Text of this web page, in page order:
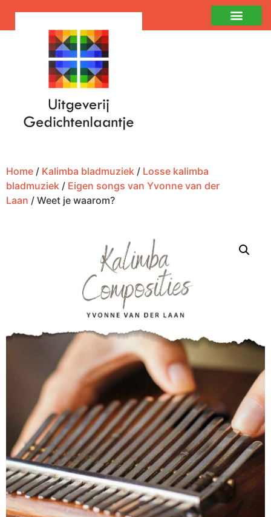
Home / Kalimba bladmuziek / Losse kalimba
bladmuziek / Eigen songs van Yvonne van der
Laan / Weet je waarom?